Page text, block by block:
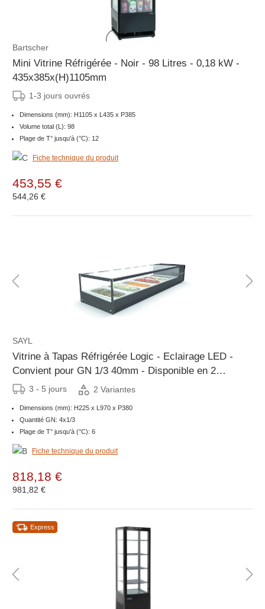
Bartscher
Mini Vitrine Réfrigérée - Noir - 98 Litres - 0,18 kW -
435x385x(H)1105mm
1-3 jours ouvrés
Dimensions (mm): H1105 x L435 x P385
Volume total (L): 98
Plage de T° jusqu'à (°C): 12
Fiche technique du produit
453,55 €
544,26 €
SAYL
Vitrine à Tapas Réfrigérée Logic - Eclairage LED -
Convient pour GN 1/3 40mm - Disponible en 2
Tailles3 - 5 jours 2 Variantes
Dimensions (mm): H225 x L970 x P380
Quantité GN: 4x1/3
Plage de T° jusqu'à (°C): 6
Fiche technique du produit
818,18 €
981,82 €
Express